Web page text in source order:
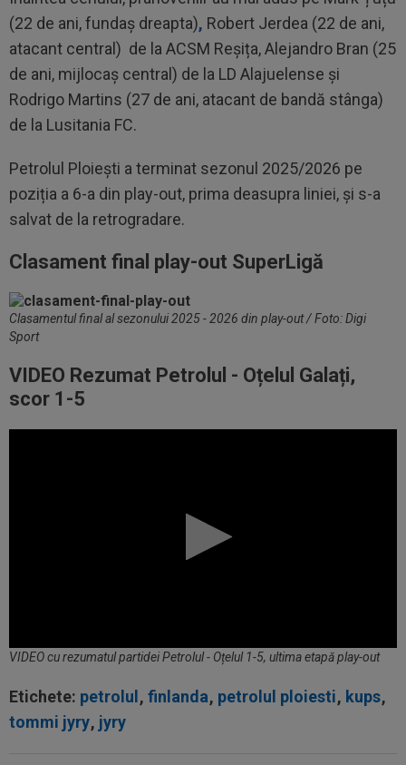
(22 de ani, fundaș dreapta), Robert Jerdea (22 de ani,
atacant central) de la ACSM Reșița, Alejandro Bran (25
de ani, mijlocaș central) de la LD Alajuelense și
Rodrigo Martins (27 de ani, atacant de bandă stânga)
de la Lusitania FC.
Petrolul Ploiești a terminat sezonul 2025/2026 pe
poziția a 6-a din play-out, prima deasupra liniei, și s-a
salvat de la retrogradare.
Clasament final play-out SuperLigă
Clasamentul final al sezonului 2025 - 2026 din play-out / Foto: Digi
Sport
VIDEO Rezumat Petrolul - Oțelul Galați,
scor 1-5
VIDEO cu rezumatul partidei Petrolul - Oțelul 1-5, ultima etapă play-out
Etichete: petrolul, finlanda, petrolul ploiesti, kups,
tommi jyry, jyry